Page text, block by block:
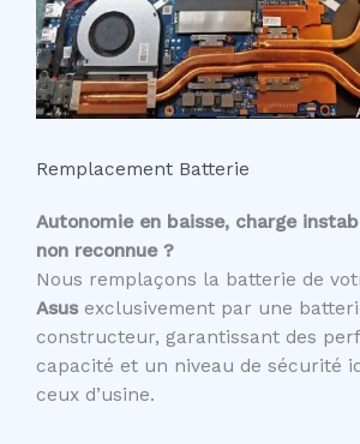
Remplacement Batterie
Autonomie en baisse, charge
non reconnue ?
Nous remplaçons la batterie de
Asusexclusivement par une
constructeur, garantissant des
capacité et un niveau de sécurité
ceux d’usine.